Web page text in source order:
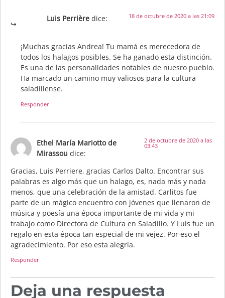
Luis Perrière dice: 18 de octubre de 2020 a las 21:09
¡Muchas gracias Andrea! Tu mamá es merecedora de
todos los halagos posibles. Se ha ganado esta distinción.
Es una de las personalidades notables de nuesro pueblo.
Ha marcado un camino muy valiosos para la cultura
saladillense.
Responder
Ethel María Mariotto de
Mirassou dice:
2 de octubre de 2020 a las
03:43
Gracias, Luis Perriere, gracias Carlos Dalto. Encontrar sus
palabras es algo más que un halago, es, nada más y nada
menos, que una celebración de la amistad. Carlitos fue
parte de un mágico encuentro con jóvenes que llenaron de
música y poesía una época importante de mi vida y mi
trabajo como Directora de Cultura en Saladillo. Y Luis fue un
regalo en esta época tan especial de mi vejez. Por eso el
agradecimiento. Por eso esta alegría.
Responder
Deja una respuesta